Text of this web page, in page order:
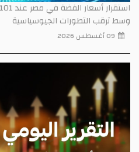
وسط ترقب التطورات الجيوسياسية
09 أغسطس 2026